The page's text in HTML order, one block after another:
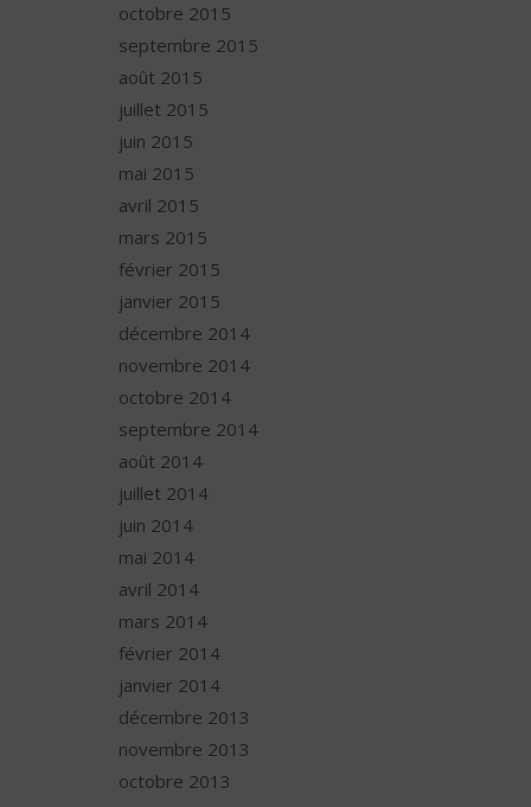
octobre 2015
septembre 2015
août 2015
juillet 2015
juin 2015
mai 2015
avril 2015
mars 2015
février 2015
janvier 2015
décembre 2014
novembre 2014
octobre 2014
septembre 2014
août 2014
juillet 2014
juin 2014
mai 2014
avril 2014
mars 2014
février 2014
janvier 2014
décembre 2013
novembre 2013
octobre 2013